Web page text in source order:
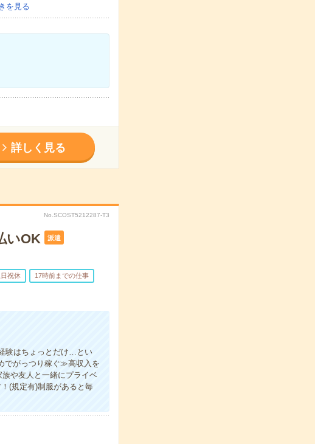
を見る
詳しく見る
No.SCOST5212287-T3
いOK 派遣
祝休 17時前までの仕事
験はちょっとだけ…とい
でがっつり稼ぐ≫高収入を
や友人と一緒にプライベ
(規定有)制服があると毎